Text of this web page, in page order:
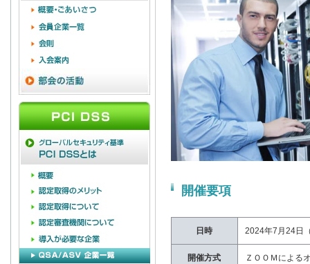
開催要項
日時 2024年7月24日
開催方式 ＺＯＯＭによる